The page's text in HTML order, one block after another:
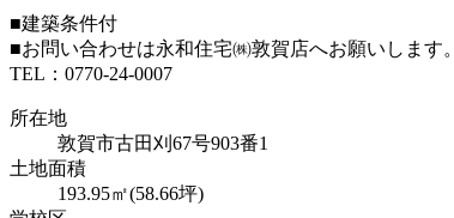
■建築条件付
■お問い合わせは永和住宅㈱敦賀店へお願いします。
TEL：0770-24-0007
所在地
敦賀市古田刈67号903番1
土地面積
193.95㎡(58.66坪)